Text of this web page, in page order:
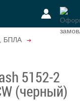
БПЛА
5152-2
(черный)